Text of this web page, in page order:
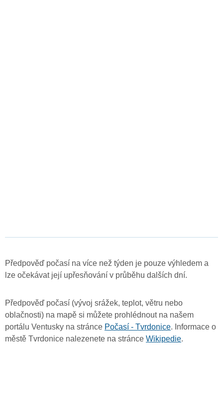
Předpověď počasí na více než týden je pouze výhledem a
lze očekávat její upřesňování v průběhu dalších dní.
Předpověď počasí (vývoj srážek, teplot, větru nebo
oblačnosti) na mapě si můžete prohlédnout na našem
portálu Ventusky na stránce Počasí - Tvrdonice. Informace o
městě Tvrdonice nalezenete na stránce Wikipedie.